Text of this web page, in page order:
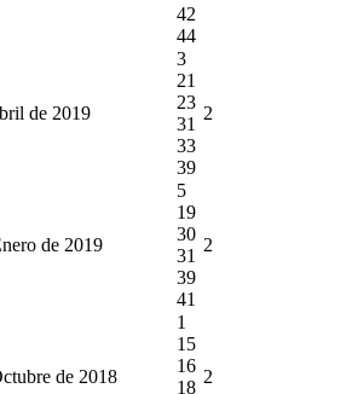
42
44
de 2019
3
21
23
31
33
39
2
de 2019
5
19
30
31
39
41
2
de 2018
1
15
16
18
2